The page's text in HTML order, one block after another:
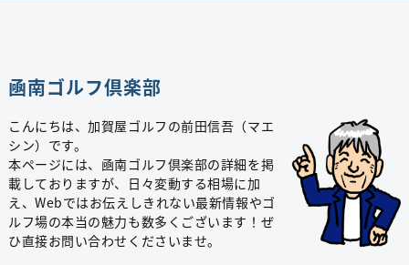
凾南ゴルフ倶楽部
こんにちは、加賀屋ゴルフの前田信吾（マエ
シン）です。
本ページには、凾南ゴルフ倶楽部の詳細を掲
載しておりますが、日々変動する相場に加
え、Webではお伝えしきれない最新情報やゴ
ルフ場の本当の魅力も数多くございます！ぜ
ひ直接お問い合わせくださいませ。